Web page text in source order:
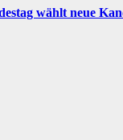
wählt neue